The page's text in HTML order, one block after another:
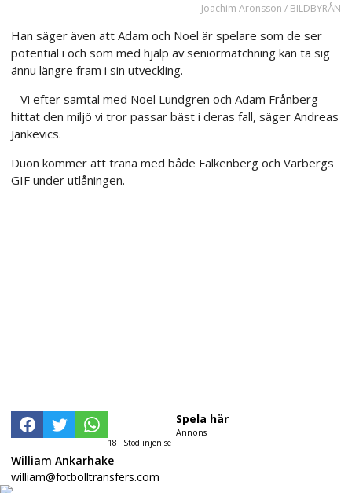
Joachim Aronsson / BILDBYRÅN
Han säger även att Adam och Noel är spelare som de ser
potential i och som med hjälp av seniormatchning kan ta sig
ännu längre fram i sin utveckling.
– Vi efter samtal med Noel Lundgren och Adam Frånberg
hittat den miljö vi tror passar bäst i deras fall, säger Andreas
Jankevics.
Duon kommer att träna med både Falkenberg och Varbergs
GIF under utlåningen.
18+ Stödlinjen.se
Spela här
Annons
William Ankarhake
william@fotbolltransfers.com